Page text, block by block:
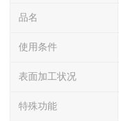
品名
使用条件
表面加工状况
特殊功能